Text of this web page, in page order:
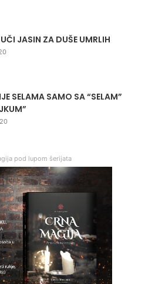
JASIN ZA DUŠE UMRLIH
SELAMA SAMO SA “SELAM”
pod lupom šerijata